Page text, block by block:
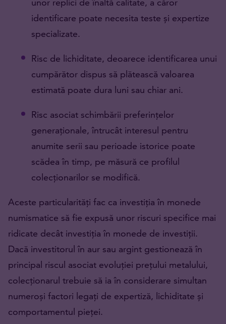
unor replici de înaltă calitate, a căror
identificare poate necesita teste și expertize
specializate.
Risc de lichiditate, deoarece identificarea unui
cumpărător dispus să plătească valoarea
estimată poate dura luni sau chiar ani.
Risc asociat schimbării preferințelor
generaționale, întrucât interesul pentru
anumite serii sau perioade istorice poate
scădea în timp, pe măsură ce profilul
colecționarilor se modifică.
Aceste particularități fac ca investiția în monede
numismatice să fie expusă unor riscuri specifice mai
ridicate decât investiția în monede de investiții.
Dacă investitorul în aur sau argint gestionează în
principal riscul asociat evoluției prețului metalului,
colecționarul trebuie să ia în considerare simultan
numeroși factori legați de expertiză, lichiditate și
comportamentul pieței.